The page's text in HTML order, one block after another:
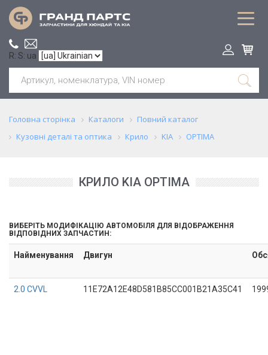
R: S: ua
Головна сторінка Каталоги
Повний каталог
Кузовні деталі та оптика
Крило KIA OPTIMA
КРИЛО KIA OPTIMA
ВИБЕРІТЬ МОДИФІКАЦІЮ АВТОМОБІЛЯ ДЛЯ ВІДОБРАЖЕННЯ
ВІДПОВІДНИХ ЗАПЧАСТИН:
Найменування Двигун
2.0 CVVL 11E72A12E48D581B85CC001B21A35C41